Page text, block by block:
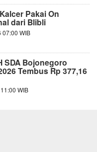
Pakai On
dari Blibli
07:00 WIB
SDA Bojonegoro
Tembus Rp 377,16
WIB